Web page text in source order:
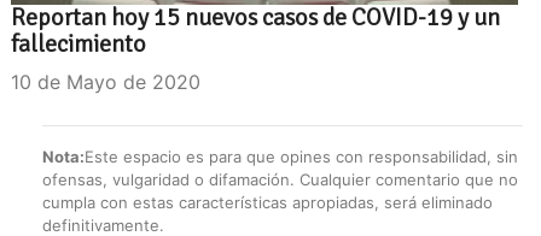
Reportan hoy 15 nuevos casos de COVID-19 y un
fallecimiento
10 de Mayo de 2020
Nota:Este espacio es para que opines con responsabilidad, sin
ofensas, vulgaridad o difamación. Cualquier comentario que no
cumpla con estas características apropiadas, será eliminado
definitivamente.